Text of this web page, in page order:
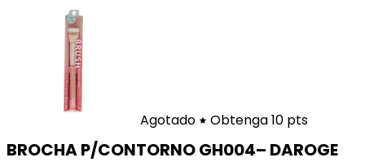
Agotado Obtenga 10 pts
BROCHA P/CONTORNO GH004– DAROGE